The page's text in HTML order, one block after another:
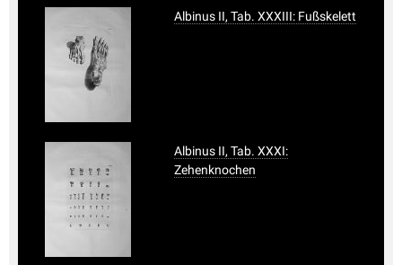
Albinus II, Tab. XXXIII: Fußskelett
Albinus II, Tab. XXXI:
Zehenknochen